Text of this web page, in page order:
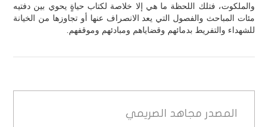
والملكوت، فتلك اللحظة ما هي إلا خلاصة لكتاب حياةٍ يحوي بين دفتيه
مئات المباحث والفصول التي يعد الانصراف عنها أو تجاوزها من الخيانة
للشهداء والتفريط بدمائهم وقضاياهم ومبادئهم وموقفهم.
المصدر مجاهد الصريمي